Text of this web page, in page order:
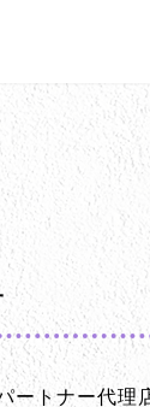
ートナー代理